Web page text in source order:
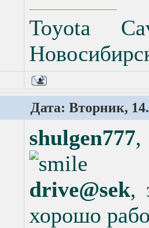
Toyota
Дата: Вторник,
shulgen777,
drive@sek,
хорошо